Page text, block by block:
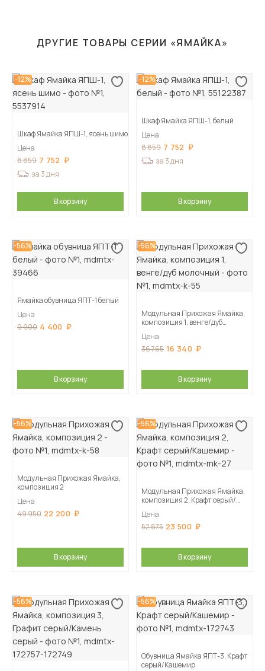
ДРУГИЕ ТОВАРЫ СЕРИИ «ЯМАЙКА»
-12%
Шкаф Ямайка ЯПШ-1, ясень шимо
Цена
8 859 7 752
за 3 дня
В корзину
-12%
Шкаф Ямайка ЯПШ-1, белый
Цена
8 859 7 752
за 3 дня
В корзину
-56%
Ямайка обувница ЯПТ-1 белый
Цена
9 900 4 400
В корзину
-56%
Модульная Прихожая Ямайка,
композиция 1, венге/дуб
Цена
36 765 16 340
В корзину
-56%
Модульная Прихожая Ямайка,
композиция 2
Цена
49 950 22 200
В корзину
-56%
Модульная Прихожая Ямайка,
композиция 2, Крафт серый/
Цена
52 875 23 500
В корзину
-56% -56%
Обувница Ямайка ЯПТ-3, Крафт
серый/Кашемир